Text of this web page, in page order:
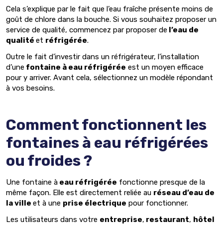
Cela s’explique par le fait que l’eau fraîche présente moins de
goût de chlore dans la bouche. Si vous souhaitez proposer un
service de qualité, commencez par proposer de l’eau de
qualité et réfrigérée.
Outre le fait d’investir dans un réfrigérateur, l’installation
d’une fontaine à eau réfrigérée est un moyen efficace
pour y arriver. Avant cela, sélectionnez un modèle répondant
à vos besoins.
Comment fonctionnent les
fontaines à eau réfrigérées
ou froides ?
Une fontaine à eau réfrigérée fonctionne presque de la
même façon. Elle est directement reliée au réseau d’eau de
la ville et à une prise électrique pour fonctionner.
Les utilisateurs dans votre entreprise, restaurant, hôtel